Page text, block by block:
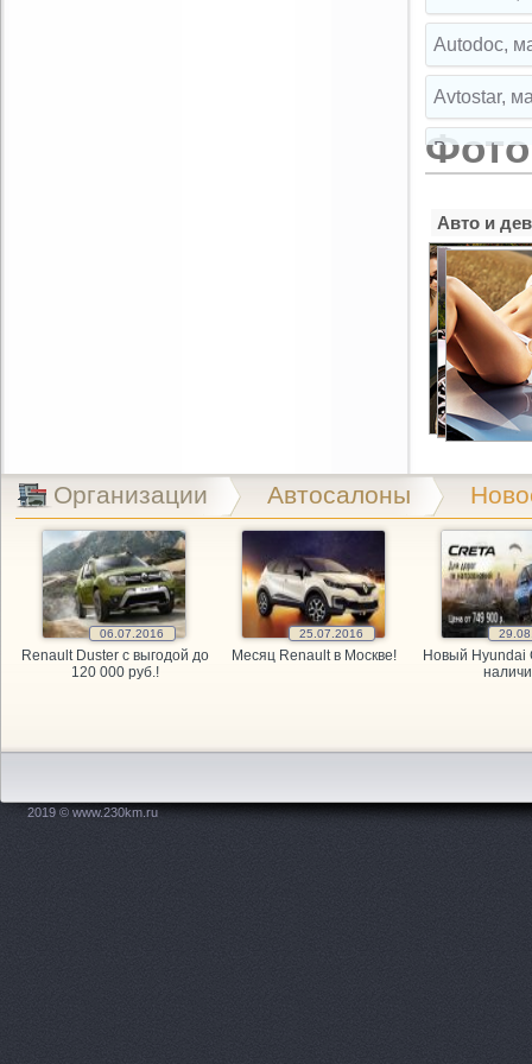
Autodoc,
Avtostar,
Broparts,
Buksir,
Cartuning,
EMEX,
Exist.ru,
GARAGE,
GARAGE,
GARAGE,
Авто и
Организации Автосалоны
06.07.2016
Renault Duster с выгодой до
120 000 руб.!
25.07.2016
Месяц Renault в Москве!
Новый Hyundai
2019 © www.230km.ru